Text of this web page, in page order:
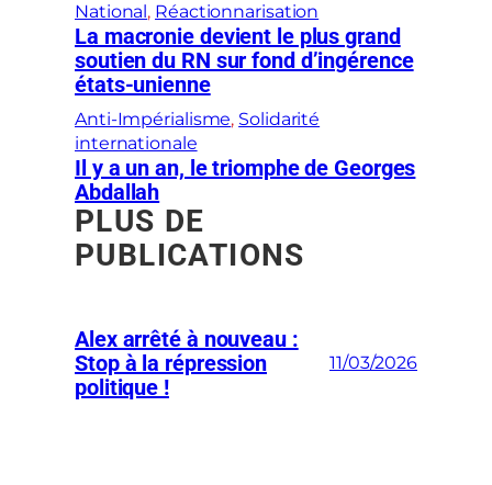
National, Réactionnarisation
La macronie devient le plus grand
soutien du RN sur fond d’ingérence
états-unienne
Anti-Impérialisme, Solidarité
internationale
Il y a un an, le triomphe de Georges
Abdallah
PLUS DE
PUBLICATIONS
Alex arrêté à nouveau :
Stop à la répression
politique !
11/03/2026